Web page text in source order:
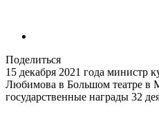
Поделиться
15 декабря 2021 года министр
Любимова в Большом театре в
государственные награды 32